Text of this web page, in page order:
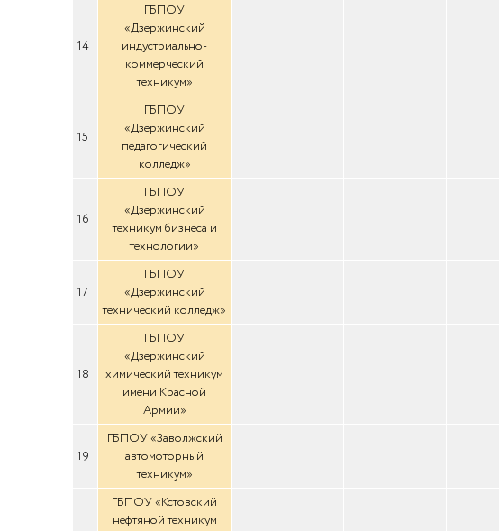
14
ГБПОУ
«Дзержинский
индустриально-
коммерческий
техникум»
15
ГБПОУ
«Дзержинский
педагогический
колледж»
16
ГБПОУ
«Дзержинский
техникум бизнеса и
технологии»
17
ГБПОУ
«Дзержинский
технический колледж»
18
ГБПОУ
«Дзержинский
химический техникум
имени Красной
Армии»
19
ГБПОУ «Заволжский
автомоторный
техникум»
ГБПОУ «Кстовский
нефтяной техникум